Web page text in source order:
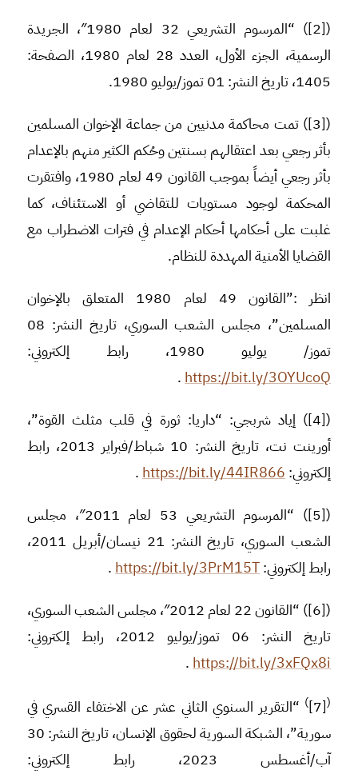
([2]) “المرسوم التشريعي 32 لعام 1980″، الجريدة
الرسمية، الجزء الأول، العدد 28 لعام 1980، الصفحة:
1405، تاريخ النشر: 01 تموز/يوليو 1980.
([3]) تمت محاكمة مدنيين من جماعة الإخوان المسلمين
بأثر رجعي بعد اعتقالهم بسنتين وحُكم الكثير منهم بالإعدام
بأثر رجعي أيضاً بموجب القانون 49 لعام 1980، وافتقرت
المحكمة لوجود مستويات للتقاضي أو الاستئناف، كما
غلبت على أحكامها أحكام الإعدام في فترات الاضطراب مع
القضايا الأمنية المهددة للنظام.
انظر :”القانون 49 لعام 1980 المتعلق بالإخوان
المسلمين”، مجلس الشعب السوري، تاريخ النشر: 08
تموز/ يوليو 1980، رابط إلكتروني:
https://bit.ly/3OYUcoQ
.
([4]) إياد شربجي: “داريا: ثورة في قلب مثلث القوة”،
أورينت نت، تاريخ النشر: 10 شباط/فبراير 2013، رابط
إلكتروني: https://bit.ly/44IR866
.
([5]) “المرسوم التشريعي 53 لعام 2011″، مجلس
الشعب السوري، تاريخ النشر: 21 نيسان/أبريل 2011،
رابط إلكتروني:https://bit.ly/3PrM15T
.
([6]) “القانون 22 لعام 2012″، مجلس الشعب السوري،
تاريخ النشر: 06 تموز/يوليو 2012، رابط إلكتروني:
https://bit.ly/3xFQx8i
.
(
[7]
) “التقرير السنوي الثاني عشر عن الاختفاء القسري في
سورية”، الشبكة السورية لحقوق الإنسان، تاريخ النشر: 30
آب/أغسطس 2023، رابط إلكتروني: